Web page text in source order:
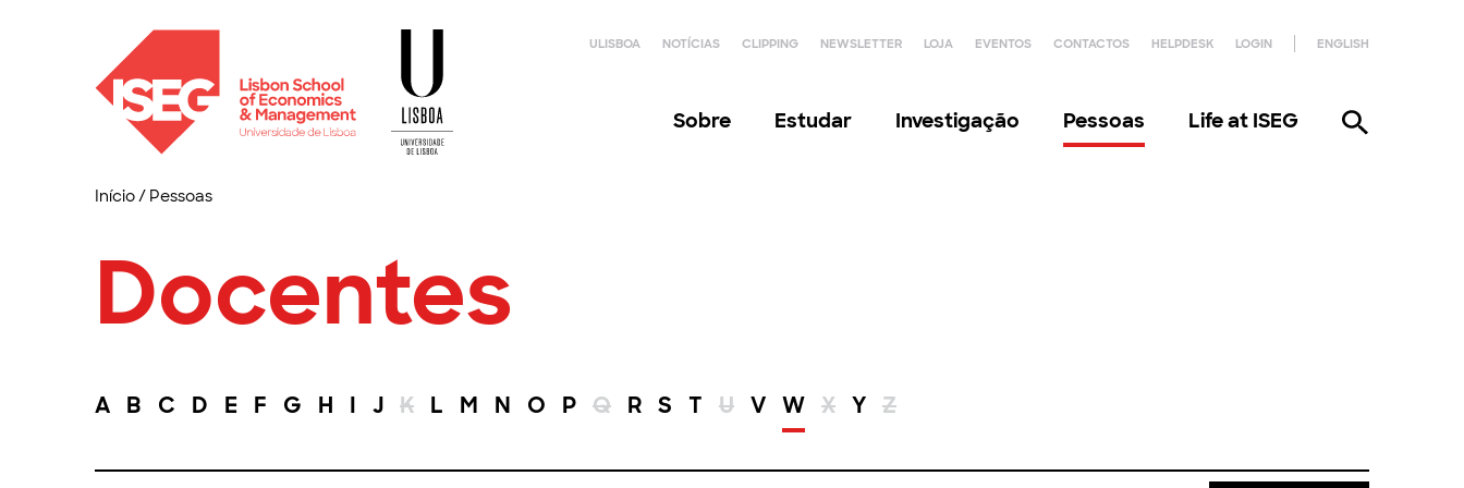
ULISBOA NOTÍCIAS CLIPPING NEWSLETTER LOJA EVENTOS CONTACTOS HELPDESK LOGIN ENGLISH
Sobre Estudar Investigação Pessoas Life at ISEG
Início/ Pessoas
Docentes
A B C D E F G H I J K L M N O P Q R S T U V W X Y Z